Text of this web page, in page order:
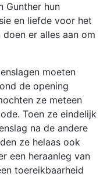
Gunther hun
en liefde voor het
er alles aan om
moeten
de opening
ze meteen
Toen ze eindelijk
na de andere
ze helaas ook
een heraanleg van
toereikbaarheid